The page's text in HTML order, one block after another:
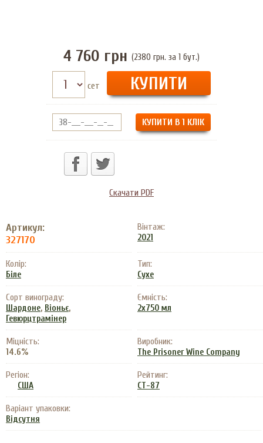
4 760 грн (2380 грн. за 1 бут.)
сет
КУПИТИ В 1 КЛІК
Скачати PDF
Артикул:
327170
Вінтаж:
2021
Колір:
Біле
Тип:
Сухе
Сорт винограду:
Шардоне, Віоньє,
Гевюрцтрамінер
Ємність:
2х750 мл
Міцність:
14.6%
Виробник:
The Prisoner Wine Company
Регіон:
США
Рейтинг:
CT-87
Варіант упаковки:
Відсутня